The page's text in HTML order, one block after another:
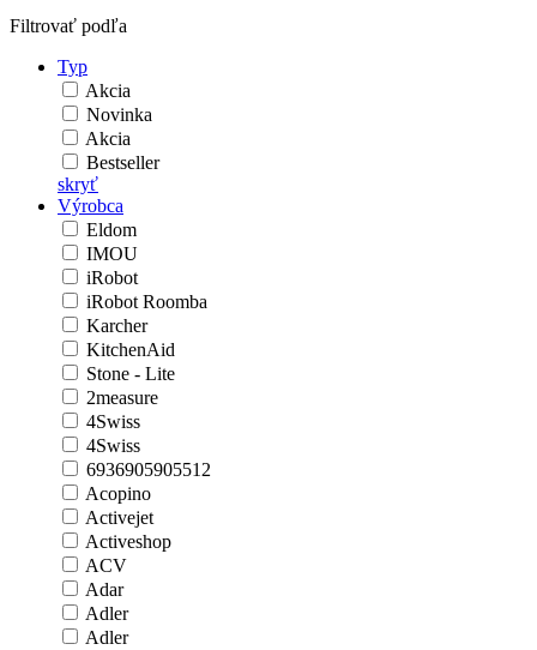
Filtrovať podľa
Typ
Akcia
Novinka
Akcia
Bestseller
skryť
Výrobca
Eldom
IMOU
iRobot
iRobot Roomba
Karcher
KitchenAid
Stone - Lite
2measure
4Swiss
4Swiss
6936905905512
Acopino
Activejet
Activeshop
ACV
Adar
Adler
Adler